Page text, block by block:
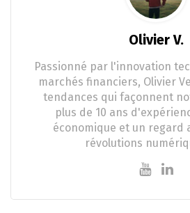
Olivier V.
Passionné par l'innovation
marchés financiers, Olivier
tendances qui façonnent
plus de 10 ans
économique et un regard
révolutions